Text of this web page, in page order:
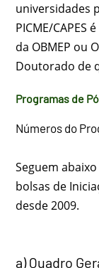
universidades
PICME/
da OBMEP ou
Doutorado de
Programas de
Números do
Seguem
bolsas de
desde 2009.
a) Quadro